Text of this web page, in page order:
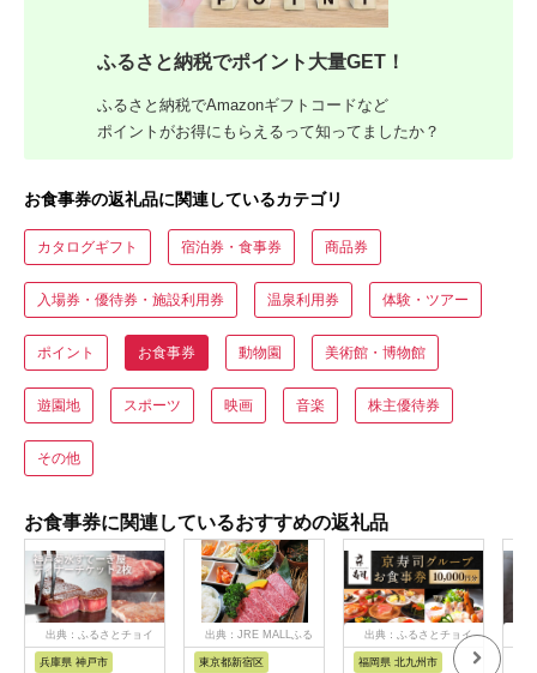
ふるさと納税でポイント大量GET！
ふるさと納税でAmazonギフトコードなど
ポイントがお得にもらえるって知ってましたか？
お食事券の返礼品に関連しているカテゴリ
カタログギフト 宿泊券・食事券 商品券
入場券・優待券・施設利用券 温泉利用券 体験・ツアー
ポイント お食事券 動物園 美術館・博物館
遊園地 スポーツ 映画 音楽 株主優待券
その他
お食事券に関連しているおすすめの返礼品
出典：ふるさとチョイ
兵庫県 神戸市
出典：JRE MALLふる
東京都新宿区
出典：ふるさとチョイ
福岡県 北九州市